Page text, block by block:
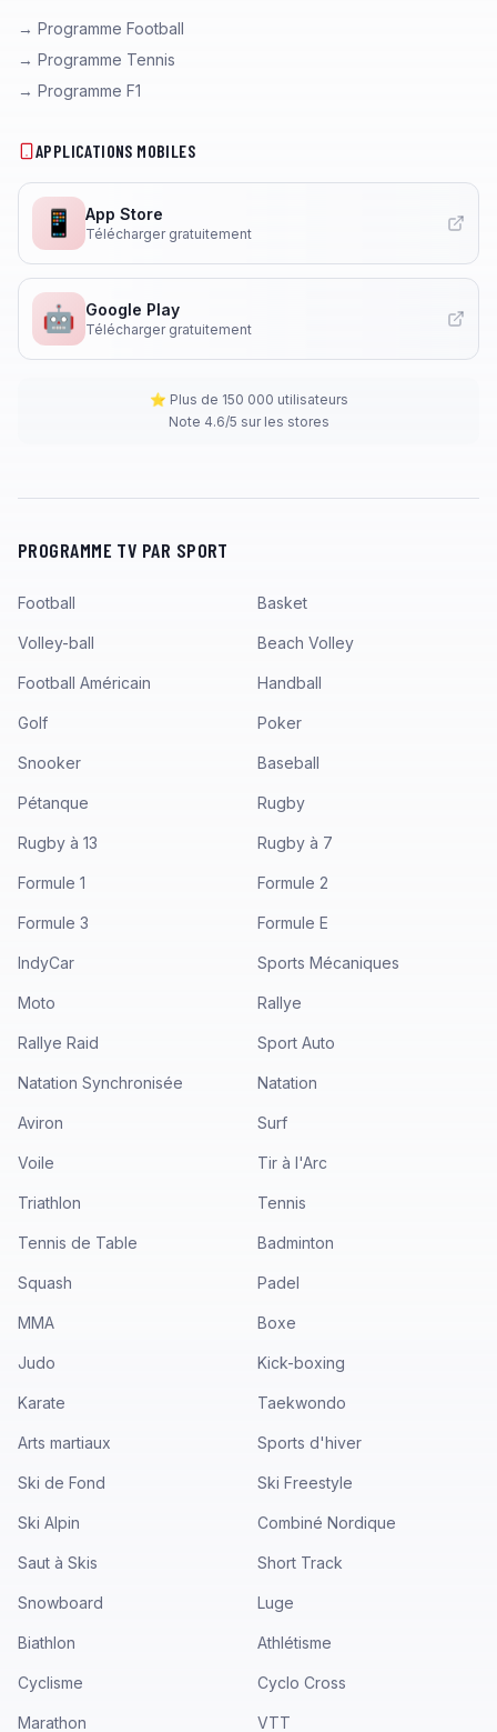
→ Programme Football
→ Programme Tennis
→ Programme F1
APPLICATIONS MOBILES
📱 App Store
Télécharger gratuitement
🤖 Google Play
Télécharger gratuitement
⭐ Plus de 150 000 utilisateurs
Note 4.6/5 sur les stores
PROGRAMME TV PAR SPORT
Football Basket
Volley-ball Beach Volley
Football Américain Handball
Golf Poker
Snooker Baseball
Pétanque Rugby
Rugby à 13 Rugby à 7
Formule 1 Formule 2
Formule 3 Formule E
IndyCar Sports Mécaniques
Moto Rallye
Rallye Raid Sport Auto
Natation Synchronisée Natation
Aviron Surf
Voile Tir à l'Arc
Triathlon Tennis
Tennis de Table Badminton
Squash Padel
MMA Boxe
Judo Kick-boxing
Karate Taekwondo
Arts martiaux Sports d'hiver
Ski de Fond Ski Freestyle
Ski Alpin Combiné Nordique
Saut à Skis Short Track
Snowboard Luge
Biathlon Athlétisme
Cyclisme Cyclo Cross
Marathon VTT